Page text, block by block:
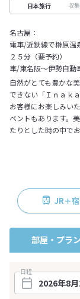
日本旅行 収
名古屋：
電車/近鉄線で榊原温
２５分（要予約）
車/東名阪～伊勢自動
自然がとても豊かな
できない「Ｉｎａｋ
お客様にお楽しみい
ベントもあります。
たりとした時の中で
JR＋
部屋・プラン
日程